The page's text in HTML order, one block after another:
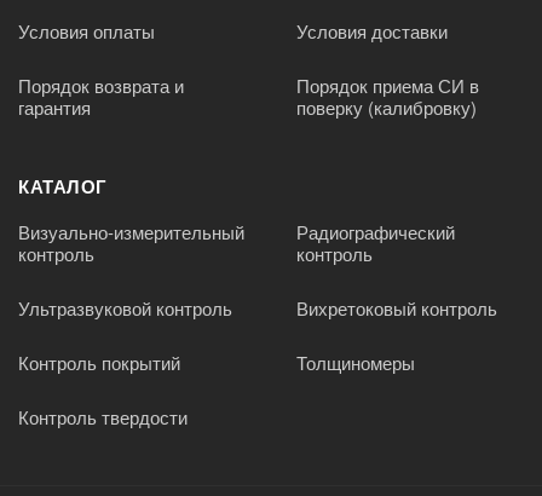
Условия оплаты Условия доставки
Порядок возврата и
гарантия
Порядок приема СИ в
поверку (калибровку)
КАТАЛОГ
Визуально-измерительный
контроль
Радиографический
контроль
Ультразвуковой контроль Вихретоковый контроль
Контроль покрытий Толщиномеры
Контроль твердости